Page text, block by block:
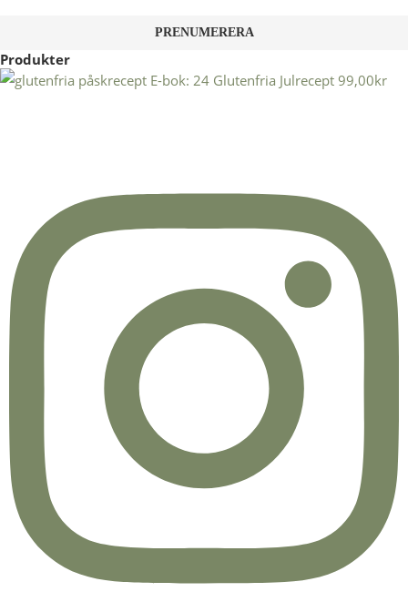
Produkter
E-bok: 24 Glutenfria Julrecept 99,00kr